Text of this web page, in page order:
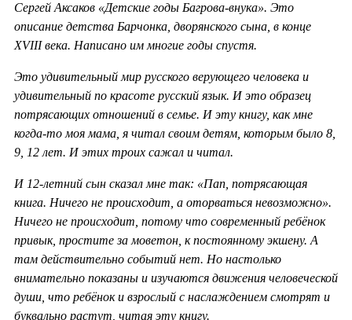
Сергей Аксаков «Детские годы Багрова-внука». Это
описание детства Барчонка, дворянского сына, в конце
XVIII века. Написано им многие годы спустя.
Это удивительный мир русского верующего человека и
удивительный по красоте русский язык. И это образец
потрясающих отношений в семье. И эту книгу, как мне
когда-то моя мама, я читал своим детям, которым было 8,
9, 12 лет. И этих троих сажал и читал.
И 12-летний сын сказал мне так: «Пап, потрясающая
книга. Ничего не происходит, а оторваться невозможно».
Ничего не происходит, потому что современный ребёнок
привык, простите за моветон, к постоянному экшену. А
там действительно событий нет. Но настолько
внимательно показаны и изучаются движения человеческой
души, что ребёнок и взрослый с наслаждением смотрят и
буквально растут, читая эту книгу.